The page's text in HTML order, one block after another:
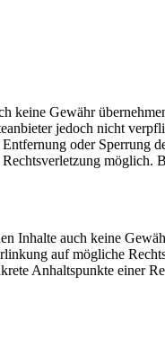
Gewähr
jedoch nicht
oder Sperrung
möglich.
Inhalte auch keine
auf mögliche
Anhaltspunkte einer